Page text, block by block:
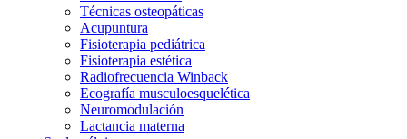
Técnicas osteopáticas
Acupuntura
Fisioterapia pediátrica
Fisioterapia estética
Radiofrecuencia Winback
Ecografía musculoesquelética
Neuromodulación
Lactancia materna